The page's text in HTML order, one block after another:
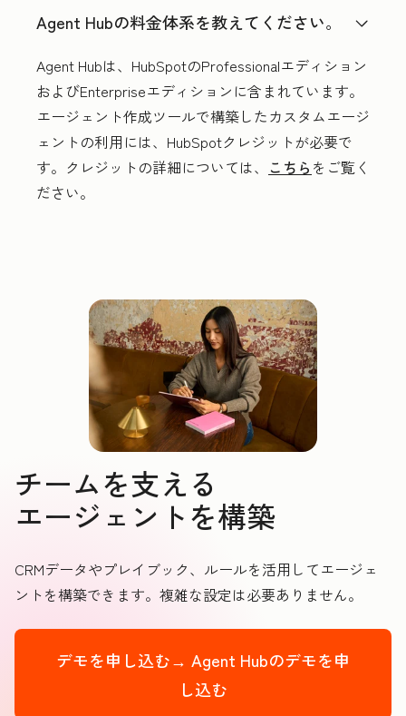
Agent Hubの料金体系を教えてください。
Agent Hubは、HubSpotのProfessionalエディション
およびEnterpriseエディションに含まれています。
エージェント作成ツールで構築したカスタムエージ
ェントの利用には、HubSpotクレジットが必要で
す。クレジットの詳細については、 こちら をご覧く
ださい。
チームを支える
エージェントを構築
CRMデータやプレイブック、ルールを活用してエージェ
ントを構築できます。複雑な設定は必要ありません。
デモを申し込む→ Agent Hubのデモを申
し込む